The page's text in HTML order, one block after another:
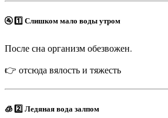
🚰 1️⃣ Слишком мало воды утром
После сна организм обезвожен.
👉 отсюда вялость и тяжесть
🧊 2️⃣ Ледяная вода залпом